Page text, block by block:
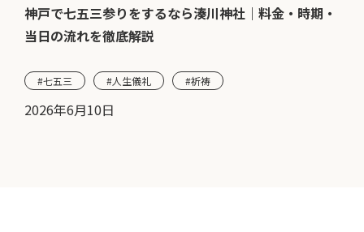
神戸で七五三参りをするなら湊川神社｜料金・時期・
当日の流れを徹底解説
#七五三 #人生儀礼 #祈祷
2026年6月10日